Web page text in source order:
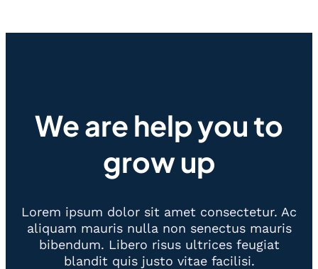
We are help you to
grow up
Lorem ipsum dolor sit amet consectetur. Ac
aliquam mauris nulla non senectus mauris
bibendum. Libero risus ultrices feugiat
blandit quis justo vitae facilisi.